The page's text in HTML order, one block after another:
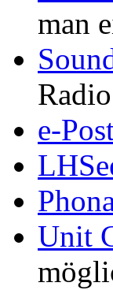
man
e-
Unit